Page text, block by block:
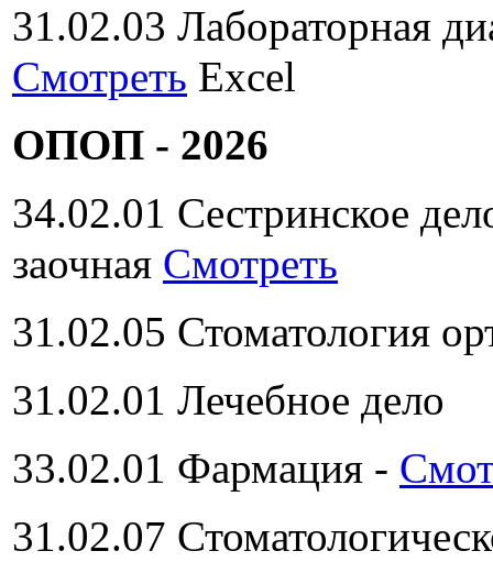
31.02.03 Лабораторная
Смотреть Excel
ОПОП - 2026
34.02.01 Сестринское
заочная Смотреть
31.02.05 Стоматология
31.02.01 Лечебное дело
33.02.01 Фармация -
31.02.07